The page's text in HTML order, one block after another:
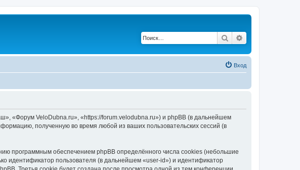
Поиск
Вход
«Форум VeloDubna.ru», «https://forum.velodubna.ru») и phpBB (в дальнейшем
полученную во время любой из ваших пользовательских сессий (в
программным обеспечением phpBB определённого числа cookies (небольшие
идентификатор пользователя (в дальнейшем «user-id») и идентификатор